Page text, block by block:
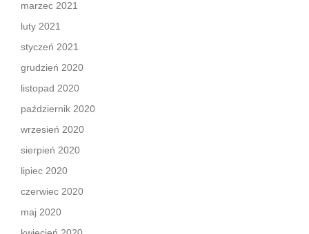
marzec 2021
luty 2021
styczeń 2021
grudzień 2020
listopad 2020
październik 2020
wrzesień 2020
sierpień 2020
lipiec 2020
czerwiec 2020
maj 2020